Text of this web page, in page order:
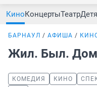
КиноКонцертыТеатр
БАРНАУЛ АФИША
Жил. Был.
КОМЕДИЯ КИНО